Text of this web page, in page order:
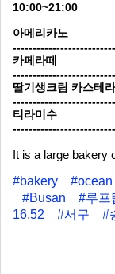
10:00~21:00
아메리카노
카페라떼
딸기생크림 카스테라
티라미수
It is a large bakery
#bakery
#Busan
#루프
16.52
#서구 #